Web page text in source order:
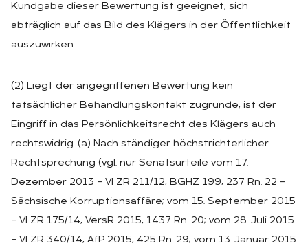
Kundgabe dieser Bewertung ist geeignet, sich
abträglich auf das Bild des Klägers in der Öffentlichkeit
auszuwirken.
(2) Liegt der angegriffenen Bewertung kein
tatsächlicher Behandlungskontakt zugrunde, ist der
Eingriff in das Persönlichkeitsrecht des Klägers auch
rechtswidrig. (a) Nach ständiger höchstrichterlicher
Rechtsprechung (vgl. nur Senatsurteile vom 17.
Dezember 2013 – VI ZR 211/12, BGHZ 199, 237 Rn. 22 –
Sächsische Korruptionsaffäre; vom 15. September 2015
– VI ZR 175/14, VersR 2015, 1437 Rn. 20; vom 28. Juli 2015
– VI ZR 340/14, AfP 2015, 425 Rn. 29; vom 13. Januar 2015